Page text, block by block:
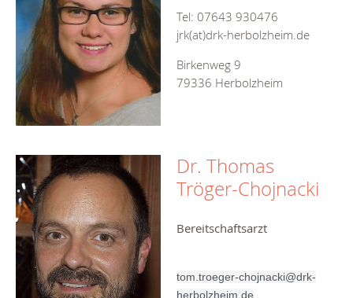
Tel: 07643 930476
jrk(at)drk-herbolzheim.de
Birkenweg 9
79336 Herbolzheim
Dr. Thomas
Tröger-Chojnacki
Bereitschaftsarzt
tom.troeger-chojnacki@drk-
herbolzheim.de